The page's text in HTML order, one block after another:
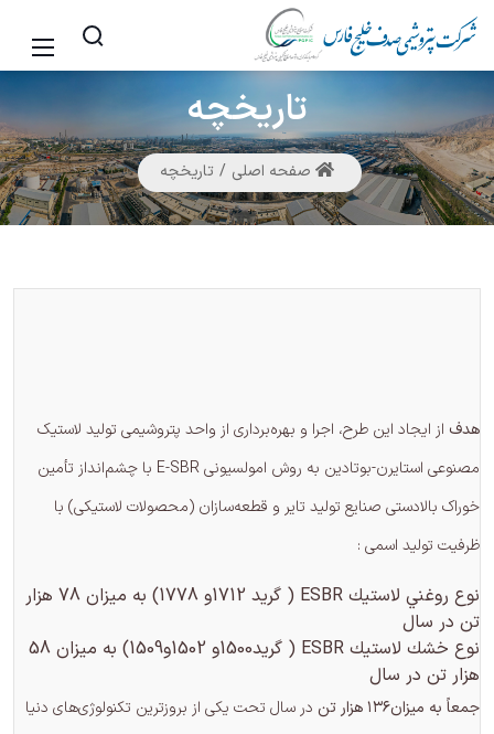
تاریخچه
صفحه اصلی تاریخچه
هدف از ایجاد این طرح، اجرا و بهره‌برداری از واحد پتروشیمی تولید لاستیک
مصنوعی استایرن-بوتادین به روش امولسیونی E-SBR با چشم‌انداز تأمین
خوراک بالادستی صنایع تولید تایر و قطعه‌سازان (محصولات لاستیکی) با
ظرفیت تولید اسمی :
نوع روغني لاستيك ESBR ( گريد 1712و 1778) به ميزان 78 هزار
تن در سال
نوع خشك لاستيك ESBR ( گريد1500و 1502و1509) به ميزان 58
هزار تن در سال
جمعاً به میزان۱۳۶ هزار تن
در سال تحت یکی از بروزترین تکنولوژی‌های دنیا